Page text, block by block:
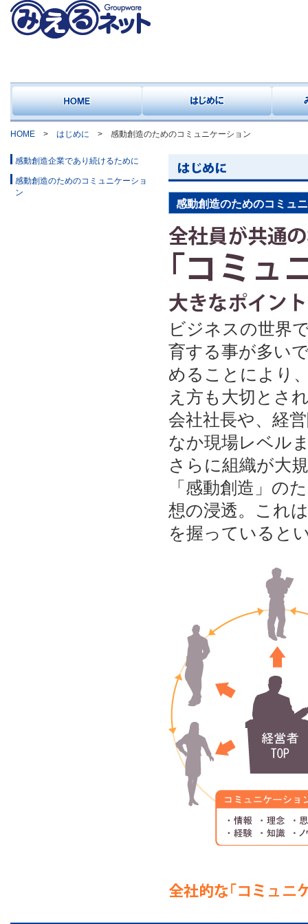
HOME > はじめに > 感動創造のためのコミュニケーション
感動創造企業であり続けるために
感動創造のためのコミュニケーショ
ン
感動創造のためのコミュ
ビジネスの世界
育する事が多い
めることにより
え方も大切とさ
会社社長や、経
なか現場レベル
さらに組織が大
「感動創造」の
想の浸透。これ
を握っていると